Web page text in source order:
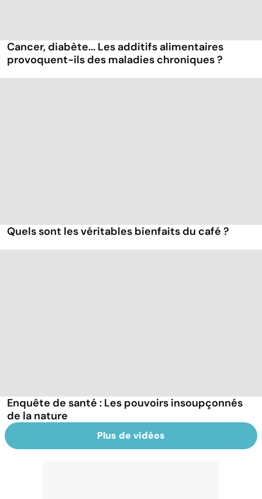
Cancer, diabète... Les additifs alimentaires
provoquent-ils des maladies chroniques ?
Quels sont les véritables bienfaits du café ?
Enquête de santé : Les pouvoirs insoupçonnés
de la nature
Plus de vidéos